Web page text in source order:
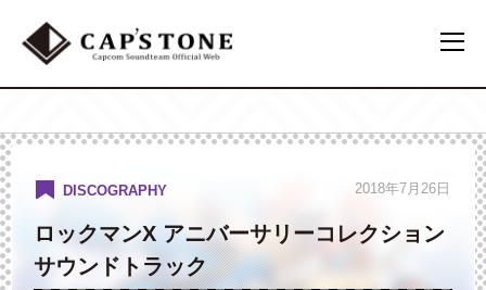
DISCOGRAPHY 2018年7月26日
ロックマンX アニバーサリーコレクション
サウンドトラック